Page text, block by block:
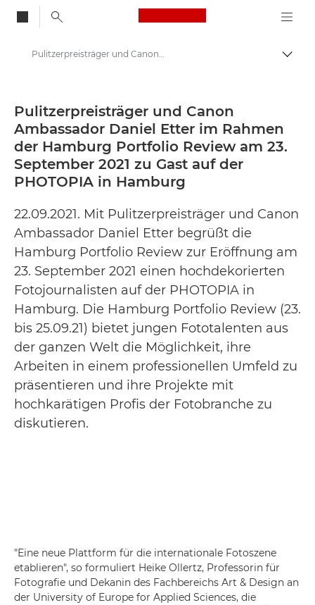
Canon Logo, back
Auf
Newsroom
Pressemitteilungen – Newsroom
Pulitzerpreisträger und Canon Ambassador Daniel Etter im Rahmen der Hamburg Portfolio Review am 23. September 2021 zu Gast auf der PHOTOPIA in Hamburg - Canon Presse Center
Pulitzerpreisträger und Canon
Ambassador Daniel Etter im Rahmen
der Hamburg Portfolio Review am 23.
September 2021 zu Gast auf der
PHOTOPIA in Hamburg
22.09.2021. Mit Pulitzerpreisträger und Canon
Ambassador Daniel Etter begrüßt die
Hamburg Portfolio Review zur Eröffnung am
23. September 2021 einen hochdekorierten
Fotojournalisten auf der PHOTOPIA in
Hamburg. Die Hamburg Portfolio Review (23.
bis 25.09.21) bietet jungen Fototalenten aus
der ganzen Welt die Möglichkeit, ihre
Arbeiten in einem professionellen Umfeld zu
präsentieren und ihre Projekte mit
hochkarätigen Profis der Fotobranche zu
diskutieren.
"Eine neue Plattform für die internationale Fotoszene
etablieren", so formuliert Heike Ollertz, Professorin für
Fotografie und Dekanin des Fachbereichs Art & Design an
der University of Europe for Applied Sciences, die